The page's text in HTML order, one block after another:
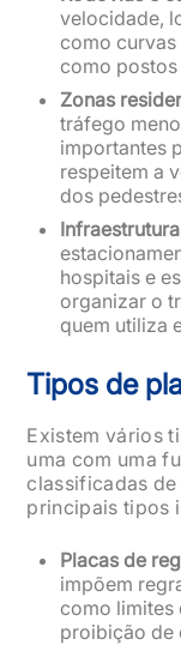
velocidade,
como curvas
como
Zonas
tráfego
importantes
respeitem a
dos
hospitais e
organizar o
quem utiliza
Tipos de
Existem vários
uma com uma
classificadas
principais tipos
Placas de
impõem
como limites
proibição de